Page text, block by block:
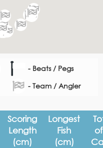
- Beats / Pegs
- Team / Angler
Scoring
Length
(cm)
Longest
Fish
(cm)